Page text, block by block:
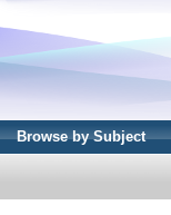
Browse by Subject